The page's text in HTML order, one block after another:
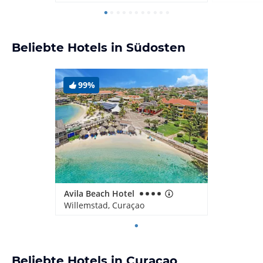
Beliebte Hotels in Südosten
99%
Avila Beach Hotel
Willemstad, Curaçao